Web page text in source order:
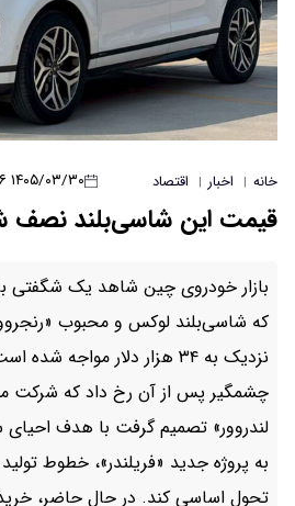
خانه | اخبار | اقتصاد ۱۴۰۵/۰۳/۳۰ ۱۴:۱۱:۰۶
قیمت این شاسی‌بلند
بازار خودروی چین شاهد یک شگفتی
نزدیک به ۳۴ هزار دلار
چشمگیر پس از آن رخ داد که شرکت
لندروور» تصمیم گرفت با هدف احیای
به پروژه جدید «فریلندر»، خطوط
تحول اساسی کند. در حال حاضر،